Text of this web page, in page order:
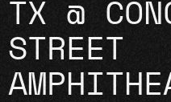
TX @
STREET